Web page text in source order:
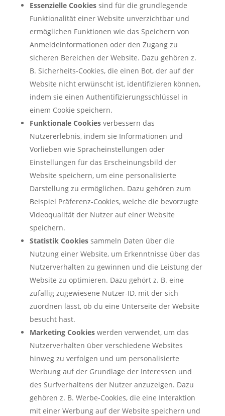
Essenzielle Cookiessind für die grundlegende
Funktionalität einer Website unverzichtbar und
ermöglichen Funktionen wie das Speichern von
Anmeldeinformationen oder den Zugang zu
sicheren Bereichen der Website. Dazu gehören z.
B. Sicherheits-Cookies, die einen Bot, der auf der
Website nicht erwünscht ist, identifizieren können,
indem sie einen Authentifizierungsschlüssel in
einem Cookie speichern.
Funktionale Cookiesverbessern das
Nutzererlebnis, indem sie Informationen und
Vorlieben wie Spracheinstellungen oder
Einstellungen für das Erscheinungsbild der
Website speichern, um eine personalisierte
Darstellung zu ermöglichen. Dazu gehören zum
Beispiel Präferenz-Cookies, welche die bevorzugte
Videoqualität der Nutzer auf einer Website
speichern.
Statistik Cookiessammeln Daten über die
Nutzung einer Website, um Erkenntnisse über das
Nutzerverhalten zu gewinnen und die Leistung der
Website zu optimieren. Dazu gehört z. B. eine
zufällig zugewiesene Nutzer-ID, mit der sich
zuordnen lässt, ob du eine Unterseite der Website
besucht hast.
Marketing Cookieswerden verwendet, um das
Nutzerverhalten über verschiedene Websites
hinweg zu verfolgen und um personalisierte
Werbung auf der Grundlage der Interessen und
des Surfverhaltens der Nutzer anzuzeigen. Dazu
gehören z. B. Werbe-Cookies, die eine Interaktion
mit einer Werbung auf der Website speichern und